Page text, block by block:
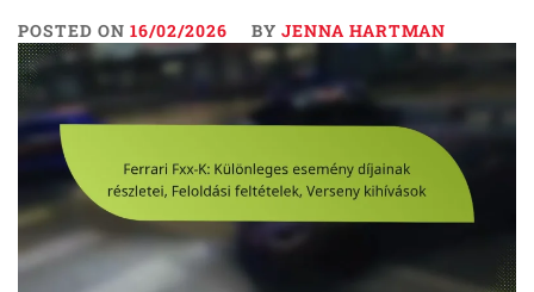
POSTED ON 16/02/2026 BY JENNA HARTMAN